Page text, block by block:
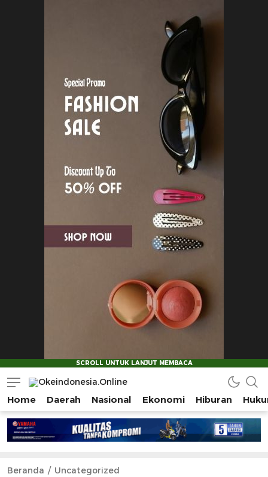
Okeindonesia.Online
Mengonlinekan Indonesia Secara Utuh
Home Daerah Nasional Ekonomi Hiburan
Beranda Uncategorized